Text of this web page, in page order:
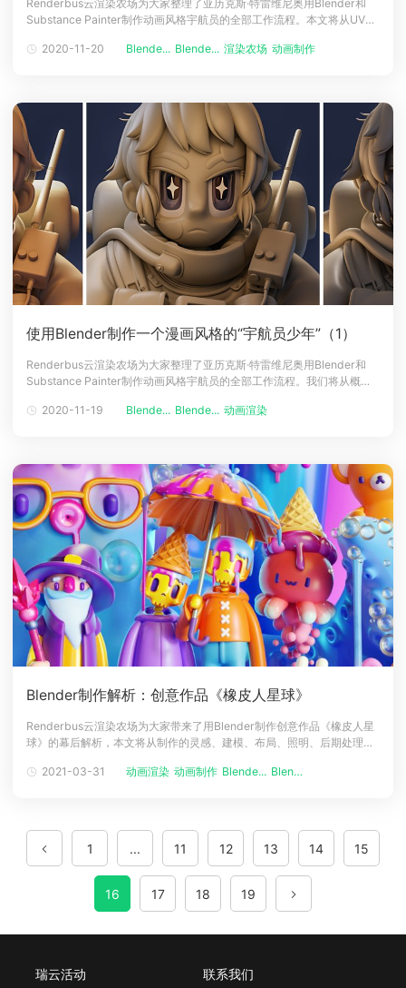
Renderbus云渲染农场为大家整理了亚历克斯·特雷维尼奥用Blender和
Substance Painter制作动画风格宇航员的全部工作流程。本文将从UV制
编一起来看看吧~这是亚历克斯·特雷维尼奥（AlexTreviño）使用Blender
2020-11-20 Blende... Blende... 渲染农场 动画制作
使用Blender制作一个漫画风格的“宇航员少年”（1）
Renderbus云渲染农场为大家整理了亚历克斯·特雷维尼奥用Blender和
Substance Painter制作动画风格宇航员的全部工作流程。我们将从概念
~介绍亚历克斯·特雷维尼奥（AlexTreviño）带领我们完成了动画风格宇航
2020-11-19 Blende... Blende... 动画渲染
Blender制作解析：创意作品《橡皮人星球》
Renderbus云渲染农场为大家带来了用Blender制作创意作品《橡皮人星
球》的幕后解析，本文将从制作的灵感、建模、布局、照明、后期处理等
Renderbus云渲染农场一起来看看创意作品《橡皮人星球》的幕后解析
2021-03-31 动画渲染 动画制作 Blende... Blende...
1 ... 11 12 13 14 15
16 17 18 19
瑞云活动 联系我们